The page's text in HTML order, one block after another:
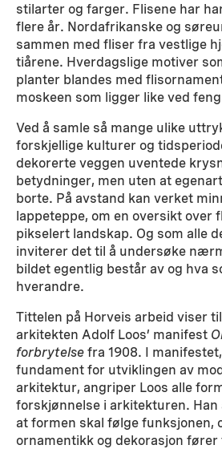
stilarter og farger. Flisene har
flere år. Nordafrikanske og
sammen med fliser fra vestlige
tiårene. Hverdagslige motiver
planter blandes med
moskeen som ligger like ved
Ved å samle så mange ulike
forskjellige kulturer og
dekorerte veggen uventede
betydninger, men uten at
borte. På avstand kan verket
lappeteppe, om en oversikt over
pikselert landskap. Og som alle
inviterer det til å undersøke
bildet egentlig består av og hva
hverandre.
Tittelen på Horveis arbeid viser
arkitekten Adolf Loos’ manifest
forbrytelse fra 1908. I
fundament for utviklingen av
arkitektur, angriper Loos alle
forskjønnelse i arkitekturen.
at formen skal følge funksjonen,
ornamentikk og dekorasjon